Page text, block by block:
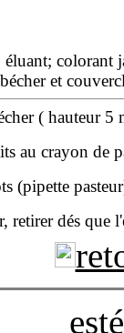
bécher et
( hauteur
au crayon de
(pipette
retirer dés que